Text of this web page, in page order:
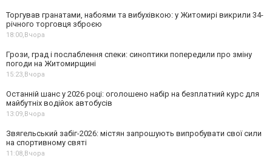
Торгував гранатами, набоями та вибухівкою: у Житомирі викрили 34-
річного торговця зброєю
18:00,Вчора
Грози, град і послаблення спеки: синоптики попередили про зміну
погоди на Житомирщині
15:23,Вчора
Останній шанс у 2026 році: оголошено набір на безплатний курс для
майбутніх водійок автобусів
13:09,Вчора
Звягельський забіг-2026: містян запрошують випробувати свої сили
на спортивному святі
11:08,Вчора